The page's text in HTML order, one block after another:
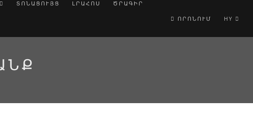
ՏՈՆԱՑՈՒՅՑ ԼՐԱՀՈՍ ԾՐԱԳԻՐ
ՈՐՈՆՈՒՄ HY